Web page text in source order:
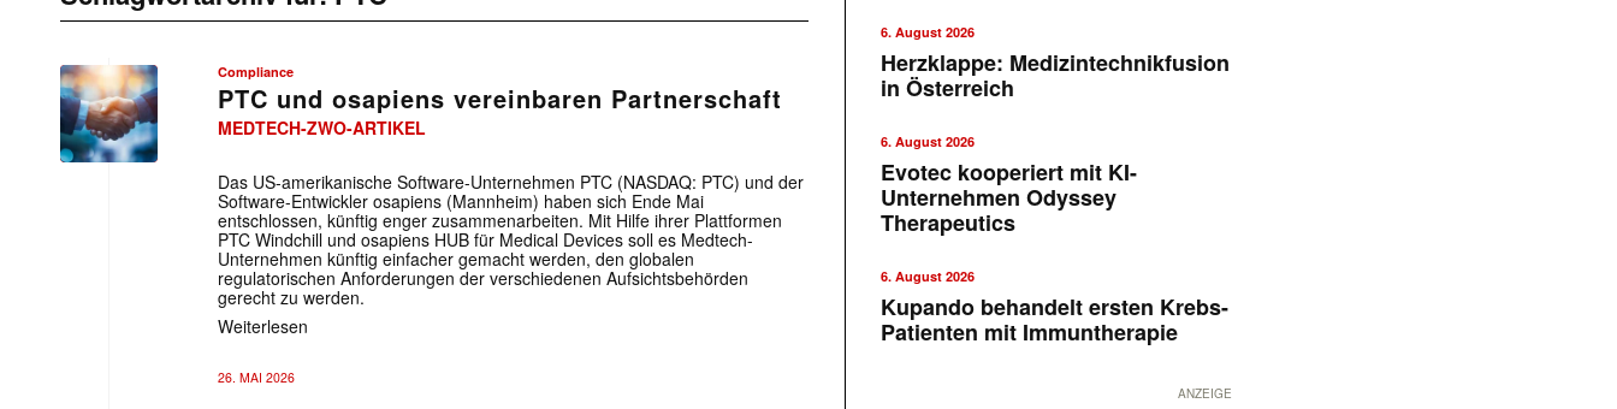
Compliance
PTC und osapiens vereinbaren Partnerschaft
MEDTECH-ZWO-ARTIKEL
Das US-amerikanische Software-Unternehmen PTC (NASDAQ: PTC) und der
Software-Entwickler osapiens (Mannheim) haben sich Ende Mai
entschlossen, künftig enger zusammenarbeiten. Mit Hilfe ihrer Plattformen
PTC Windchill und osapiens HUB für Medical Devices soll es Medtech-
Unternehmen künftig einfacher gemacht werden, den globalen
regulatorischen Anforderungen der verschiedenen Aufsichtsbehörden
gerecht zu werden.
Weiterlesen
26. MAI 2026
6. August 2026
Herzklappe: Medizintechnikfusion
in Österreich
6. August 2026
Evotec kooperiert mit KI-
Unternehmen Odyssey
Therapeutics
6. August 2026
Kupando behandelt ersten Krebs-
Patienten mit Immuntherapie
ANZEIGE